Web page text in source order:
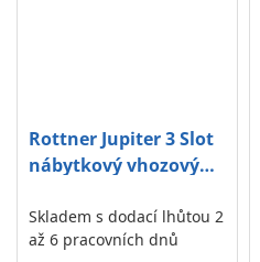
Rottner Jupiter 3 Slot
nábytkový vhozový
Skladem s dodací lhůtou 2
až 6 pracovních dnů